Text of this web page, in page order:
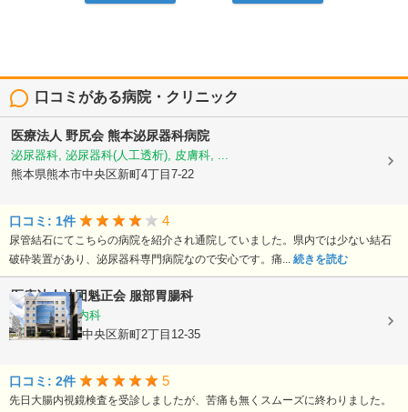
口コミがある病院・クリニック
医療法人 野尻会 熊本泌尿器科病院
泌尿器科, 泌尿器科(人工透析), 皮膚科, ...
熊本県熊本市中央区新町4丁目7-22
口コミ: 1件 4
尿管結石にてこちらの病院を紹介され通院していました。県内では少ない結石
破砕装置があり、泌尿器科専門病院なので安心です。痛... 続きを読む
医療法人社団魁正会 服部胃腸科
消化器内科, 内科
熊本県熊本市中央区新町2丁目12-35
口コミ: 2件 5
先日大腸内視鏡検査を受診しましたが、苦痛も無くスムーズに終わりました。